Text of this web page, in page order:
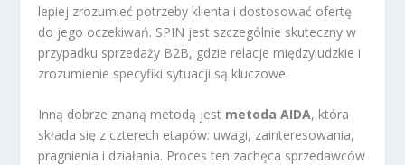
lepiej zrozumieć potrzeby klienta i dostosować ofertę
do jego oczekiwań. SPIN jest szczególnie skuteczny w
przypadku sprzedaży B2B, gdzie relacje międzyludzkie i
zrozumienie specyfiki sytuacji są kluczowe.
Inną dobrze znaną metodą jest metoda AIDA, która
składa się z czterech etapów: uwagi, zainteresowania,
pragnienia i działania. Proces ten zachęca sprzedawców